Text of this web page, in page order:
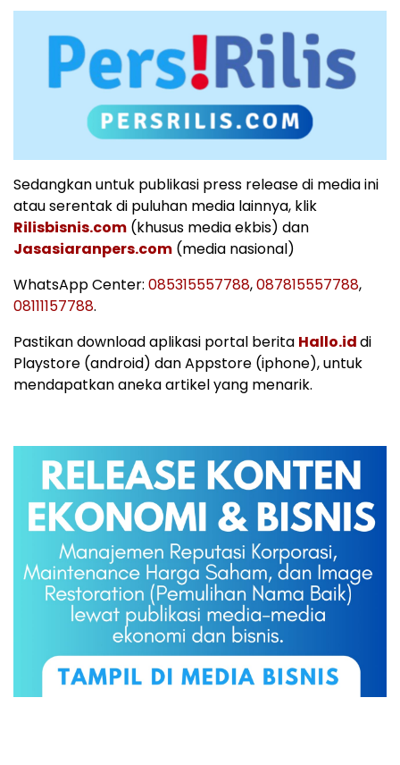
Sedangkan untuk publikasi press release di media ini
atau serentak di puluhan media lainnya, klik
Rilisbisnis.com (khusus media ekbis) dan
Jasasiaranpers.com (media nasional)
WhatsApp Center: 085315557788,087815557788,
08111157788.
Pastikan download aplikasi portal berita Hallo.iddi
Playstore (android) dan Appstore (iphone), untuk
mendapatkan aneka artikel yang menarik.